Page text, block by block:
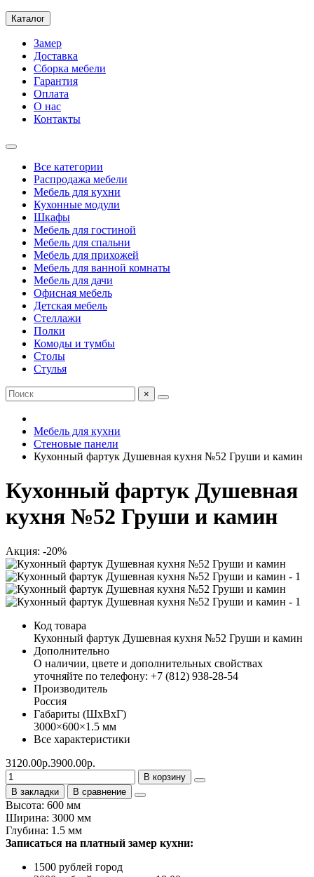
Каталог
Замер
Доставка
Сборка мебели
Гарантия
Оплата
О нас
Контакты
Все категории
Распродажа мебели
Мебель для кухни
Кухонные модули
Шкафы
Мебель для гостиной
Мебель для спальни
Мебель для прихожей
Мебель для ванной комнаты
Мебель для дачи
Офисная мебель
Детская мебель
Стеллажи
Полки
Комоды и тумбы
Столы
Стулья
×
Мебель для кухни
Стеновые панели
Кухонный фартук Душевная кухня №52 Груши и камин
Кухонный фартук Душевная
кухня №52 Груши и камин
Акция: -20%
Код товара
Кухонный фартук Душевная кухня №52 Груши и камин
Дополнительно
О наличии, цвете и дополнительных свойствах
уточняйте по телефону: +7 (812) 938-28-54
Производитель
Россия
Габариты (ШхВхГ)
3000×600×1.5 мм
Все характеристики
3120.00р.3900.00р.
В корзину
В закладки
В сравнение
Высота: 600 мм
Ширина: 3000 мм
Глубина: 1.5 мм
Записаться на платный замер кухни:
1500 рублей город